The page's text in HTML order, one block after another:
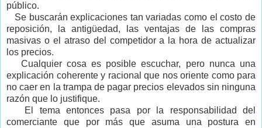
público.
Se buscarán explicaciones tan variadas como el costo de
reposición, la antigüedad, las ventajas de las compras
masivas o el atraso del competidor a la hora de actualizar
los precios.
Cualquier cosa es posible escuchar, pero nunca una
explicación coherente y racional que nos oriente como para
no caer en la trampa de pagar precios elevados sin ninguna
razón que lo justifique.
El tema entonces pasa por la responsabilidad del
comerciante que por más que asuma una postura en